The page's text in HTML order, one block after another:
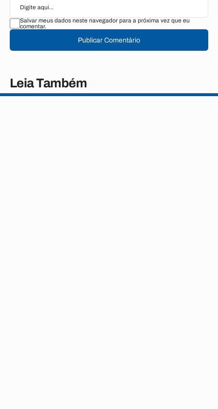
Salvar meus dados neste navegador para a próxima vez que eu
comentar.
Publicar Comentário
Leia Também